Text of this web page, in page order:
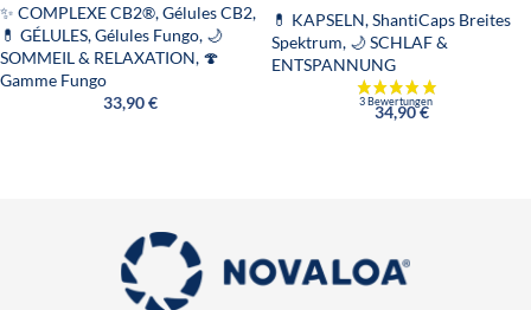
✨ COMPLEXE CB2®,Gélules CB2,
💊 GÉLULES,Gélules Fungo, 🌙
SOMMEIL & RELAXATION, 🍄
Gamme Fungo
33,90€
💊 KAPSELN,ShantiCaps Breites
Spektrum, 🌙 SCHLAF &
ENTSPANNUNG
34,90€